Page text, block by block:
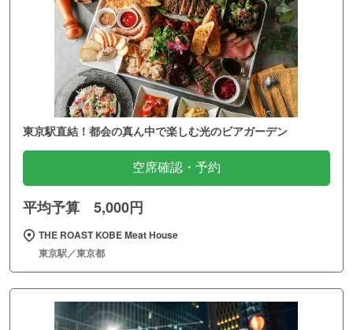
東京駅直結！都会の真ん中で楽しむ光のビアガーデン
空席確認・予約
平均予算 5,000円
THE ROAST KOBE Meat House
東京駅／東京都